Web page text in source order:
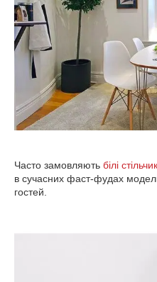
Часто замовляють білі
в сучасних фаст-фудах
гостей.